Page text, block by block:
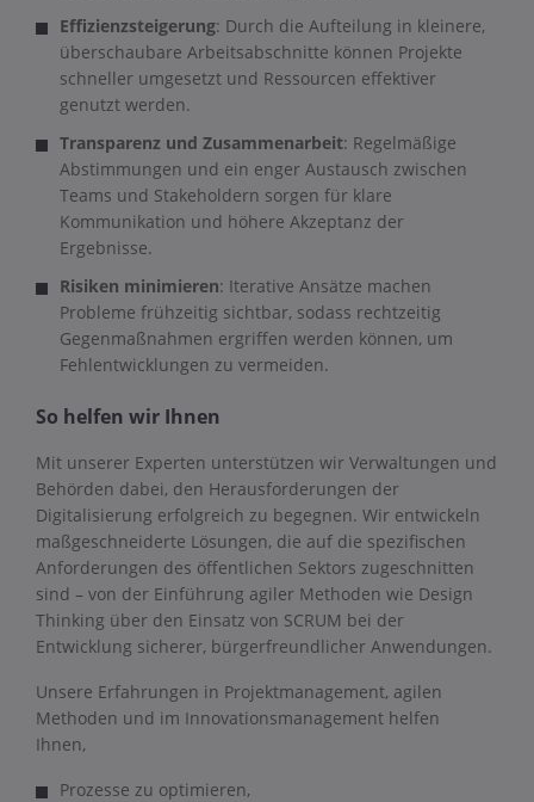
Effizienzsteigerung: Durch die Aufteilung in kleinere,
überschaubare Arbeitsabschnitte können Projekte
schneller umgesetzt und Ressourcen effektiver
genutzt werden.
Transparenz und Zusammenarbeit: Regelmäßige
Abstimmungen und ein enger Austausch zwischen
Teams und Stakeholdern sorgen für klare
Kommunikation und höhere Akzeptanz der
Ergebnisse.
Risiken minimieren: Iterative Ansätze machen
Probleme frühzeitig sichtbar, sodass rechtzeitig
Gegenmaßnahmen ergriffen werden können, um
Fehlentwicklungen zu vermeiden.
So helfen wir Ihnen
Mit unserer Experten unterstützen wir Verwaltungen und
Behörden dabei, den Herausforderungen der
Digitalisierung erfolgreich zu begegnen. Wir entwickeln
maßgeschneiderte Lösungen, die auf die spezifischen
Anforderungen des öffentlichen Sektors zugeschnitten
sind – von der Einführung agiler Methoden wie Design
Thinking über den Einsatz von SCRUM bei der
Entwicklung sicherer, bürgerfreundlicher Anwendungen.
Unsere Erfahrungen in Projektmanagement, agilen
Methoden und im Innovationsmanagement helfen
Ihnen,
Prozesse zu optimieren,